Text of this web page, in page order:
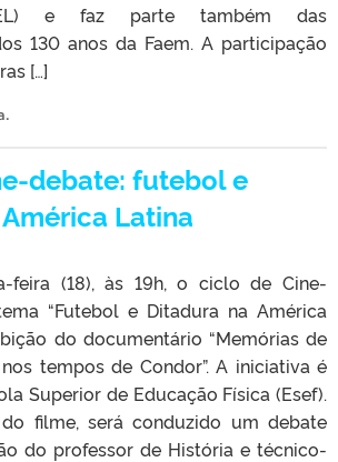
e faz parte também das
130 anos da Faem. A participação
[…]
.
debate: futebol e
Latina
feira (18), às 19h, o ciclo de Cine-
“Futebol e Ditadura na América
do documentário “Memórias de
tempos de Condor”. A iniciativa é
Superior de Educação Física (Esef).
filme, será conduzido um debate
do professor de História e técnico-